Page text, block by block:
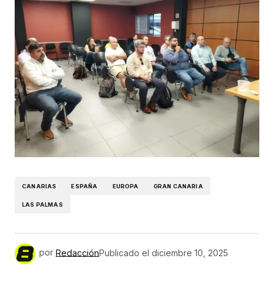
CANARIAS ESPAÑA EUROPA GRAN CANARIA
LAS PALMAS
por RedacciónPublicado el diciembre 10, 2025